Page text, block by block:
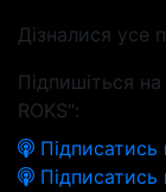
Дізналися усе
Підпишіться
ROKS":